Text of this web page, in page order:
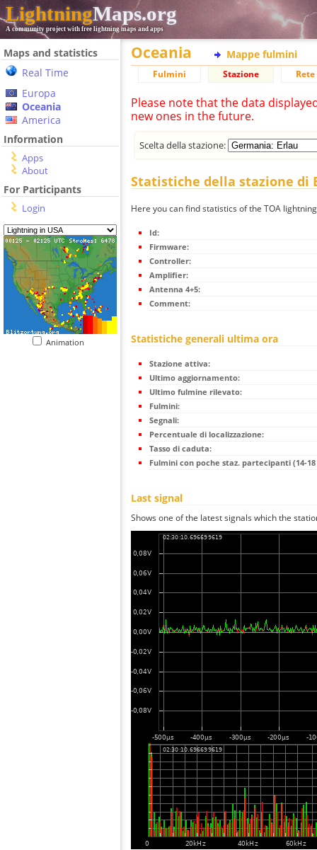
LightningMaps.org
A community project with free lightning maps and apps
Maps and statistics
Real Time
Europa
Oceania
America
Information
Apps
About
For Participants
Login
Animation
Oceania Mappe fulmini
Fulmini Stazione
Please note that the data
new ones in the future.
Scelta della stazione:
Statistiche della stazione di
Here you can find statistics of the TOA
Id:
Firmware:
Controller:
Amplifier:
Antenna 4+5:
Comment:
Statistiche generali ultima ora
Stazione attiva:
Ultimo aggiornamento:
Ultimo fulmine rilevato:
Fulmini:
Segnali:
Percentuale di localizzazione:
Tasso di caduta:
Fulmini con poche staz. partecipanti (14-
Last signal
Shows one of the latest signals which the